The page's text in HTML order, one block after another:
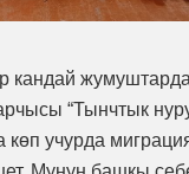
кандай
“Тынчтык
учурда